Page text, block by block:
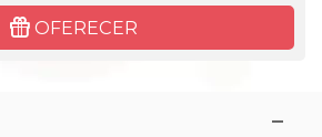
OFERECER